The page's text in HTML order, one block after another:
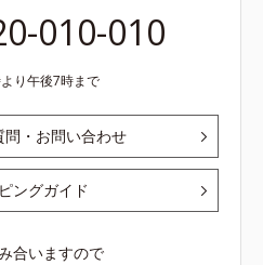
010-010
り午後7時まで
問・お問い合わせ
ングガイド
合いますので